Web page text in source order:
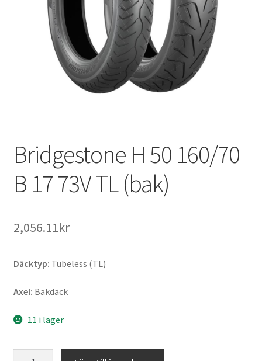
Bridgestone H 50 160/70
B 17 73V TL (bak)
2,056.11kr
Däcktyp: Tubeless (TL)
Axel: Bakdäck
11 i lager